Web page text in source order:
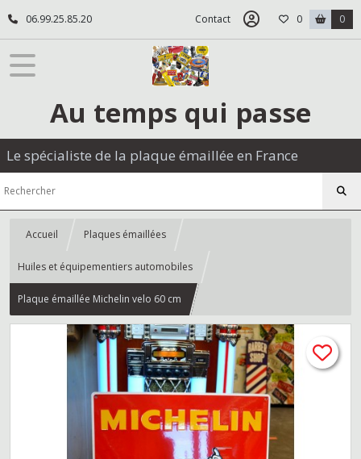
06.99.25.85.20 Contact 0 0
Au temps qui passe
Le spécialiste de la plaque émaillée en France
Accueil Plaques émaillées
Huiles et équipementiers automobiles
Plaque émaillée Michelin velo 60 cm